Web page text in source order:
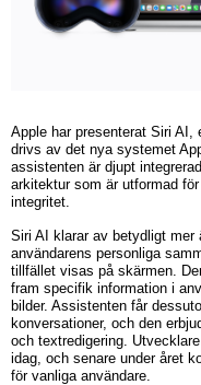
Apple har presenterat Siri
drivs av det nya systemet
assistenten är djupt
arkitektur som är utformad
integritet.
Siri AI klarar av betydligt mer
användarens personliga
tillfället visas på skärmen.
fram specifik information i
bilder. Assistenten får
konversationer, och den
och textredigering.
idag, och senare under året
för vanliga användare.